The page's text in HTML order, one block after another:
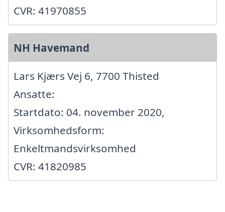
CVR: 41970855
NH Havemand
Lars Kjærs Vej 6, 7700 Thisted
Ansatte:
Startdato: 04. november 2020,
Virksomhedsform:
Enkeltmandsvirksomhed
CVR: 41820985